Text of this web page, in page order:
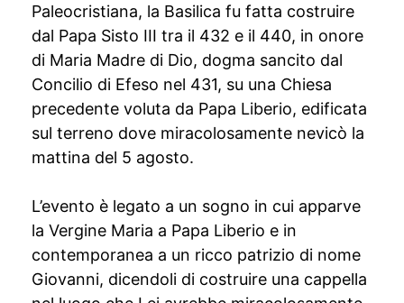
Paleocristiana, la Basilica fu fatta costruire
dal Papa Sisto III tra il 432 e il 440, in onore
di Maria Madre di Dio, dogma sancito dal
Concilio di Efeso nel 431, su una Chiesa
precedente voluta da Papa Liberio, edificata
sul terreno dove miracolosamente nevicò la
mattina del 5 agosto.
L’evento è legato a un sogno in cui apparve
la Vergine Maria a Papa Liberio e in
contemporanea a un ricco patrizio di nome
Giovanni, dicendoli di costruire una cappella